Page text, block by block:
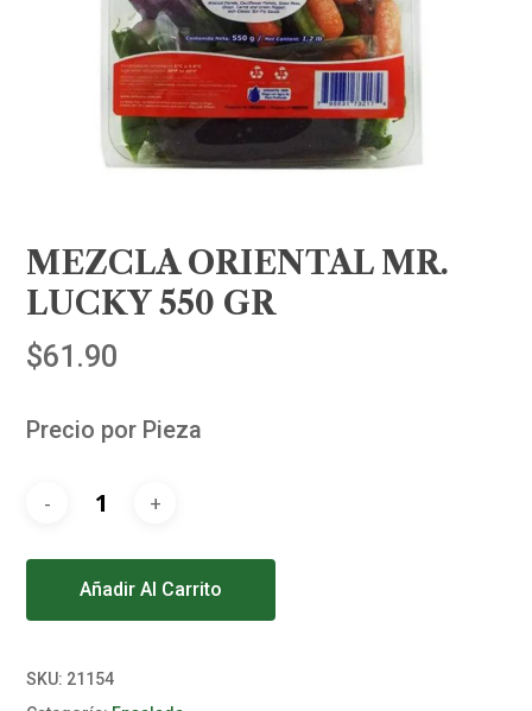
MEZCLA ORIENTAL MR.
LUCKY 550 GR
$61.90
Precio por Pieza
Añadir Al Carrito
SKU: 21154